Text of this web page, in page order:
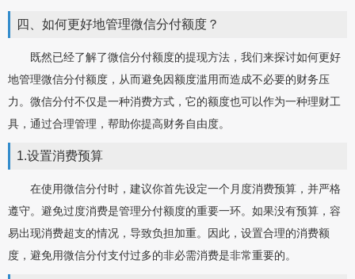
四、如何更好地管理微信分付额度？
既然已经了解了微信分付额度的提现方法，我们来探讨如何更好
地管理微信分付额度，从而避免因额度滥用而造成不必要的财务压
力。微信分付不仅是一种消费方式，它的额度也可以作为一种理财工
具，通过合理管理，帮助你提高财务自由度。
1.设置消费预算
在使用微信分付时，建议你首先设定一个月度消费预算，并严格
遵守。避免过度消费是管理分付额度的重要一环。如果没有预算，容
易出现消费超支的情况，导致负担加重。因此，设置合理的消费额
度，避免用微信分付支付过多的非必需消费是非常重要的。